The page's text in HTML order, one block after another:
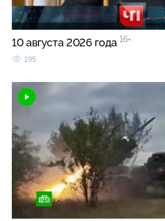
10 августа 2026 года 16+
195